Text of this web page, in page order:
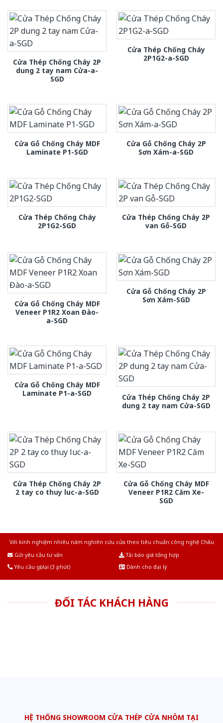
Cửa Thép Chống Cháy 2P
dung 2 tay nam Cửa-a-
SGD
Cửa Thép Chống Cháy
2P1G2-a-SGD
Cửa Gỗ Chống Cháy MDF
Laminate P1-SGD
Cửa Gỗ Chống Cháy 2P
Sơn Xám-a-SGD
Cửa Thép Chống Cháy
2P1G2-SGD
Cửa Thép Chống Cháy 2P
van Gỗ-SGD
Cửa Gỗ Chống Cháy MDF
Veneer P1R2 Xoan Đào-
a-SGD
Cửa Gỗ Chống Cháy 2P
Sơn Xám-SGD
Cửa Gỗ Chống Cháy MDF
Laminate P1-a-SGD
Cửa Thép Chống Cháy 2P
dung 2 tay nam Cửa-SGD
Cửa Thép Chống Cháy 2P
2 tay co thuy luc-a-SGD
Cửa Gỗ Chống Cháy MDF
Veneer P1R2 Căm Xe-
SGD
Với kinh nghiệm nhiêu năm nghiên cứu cửa theo tiêu chuẩn công nghệ Châu
Gửi yêu cầu tư vấn
Tải báo giá tổng hợp
Yêu cầu gọi lại (3 phút)
Dành cho đại lý
ĐỐI TÁC KHÁCH HÀNG
HỆ THỐNG SHOWROOM CỬA THÉP CỬA NHÔM TẠI